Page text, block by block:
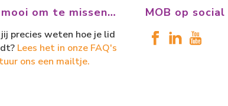
om te missen…
precies weten hoe je lid
Lees het in onze FAQ's
ons een mailtje.
MOB op social